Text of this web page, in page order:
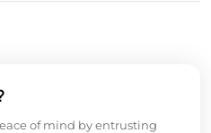
of mind by entrusting